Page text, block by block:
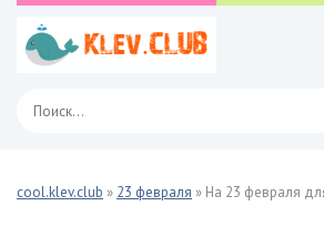
cool.klev.club » 23 февраля » На 23 февраля